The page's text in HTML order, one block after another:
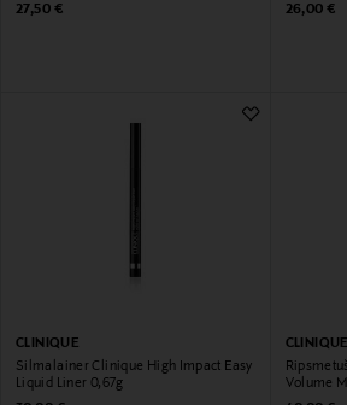
Original Price
27,50 €
Original
26,00 €
CLINIQUE
Silmalainer Clinique High Impact Easy
Liquid Liner 0,67g
CLINIQUE
Volume